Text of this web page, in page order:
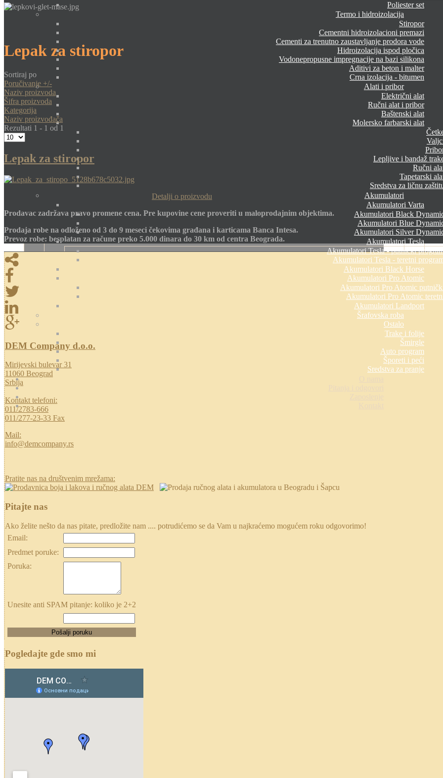
Poliester set
Termo i hidroizolacija
Stiropor
Cementni hidroizolacioni premazi
Cementi za trenutno zaustavljanje prodora vode
Hidroizolacija ispod pločica
Vodonepropusne impregnacije na bazi silikona
Aditivi za beton i malter
Crna izolacija - bitumen
Alati i pribor
Električni alat
Ručni alat i pribor
Baštenski alat
Molersko farbarski alat
Lepljive i bandaž
Ručni
Tapetarski
Sredstva za ličnu
Akumulatori
Akumulatori Varta
Akumulatori Black
Akumulatori Blue
Akumulatori Silver
Akumulatori Tesla
Akumulatori Tesla - putnički
Akumulatori Tesla - teretni
Akumulatori Black Horse
Akumulatori Pro Atomic
Akumulatori Pro Atomic
Akumulatori Pro Atomic
Akumulatori Landport
Šrafovska roba
Ostalo
Trake i folije
Šmirgle
Auto program
Šporeti i peći
Sredstva za pranje
Lepak za stiropor
Sortiraj po
Poručivanje +/-
Naziv proizvoda
Šifra proizvoda
Kategorija
Naziv proizvođača
Rezultati 1 - 1 od 1
Lepak za stiropor
Detalji o proizvodu
Prodavac zadržava pravo promene cena. Pre kupovine cene proveriti u maloprodajnim objektima.
Prodaja robe na odloženo od 3 do 9 meseci čekovima građana i karticama Banca Intesa.
Prevoz robe: besplatan za račune preko 5.000 dinara do 30 km od centra Beograda.
DEM Company d.o.o.
Mirijevski bulevar 31
11060 Beograd
Srbija
Kontakt telefoni:
011/2783-666
011/277-23-33 Fax
Mail:
info@demcompany.rs
Pratite nas na društvenim mrežama:
Pitajte nas
Ako želite nešto da nas pitate, predložite nam .... potrudićemo se da Vam u najkraćemo mogućem roku odgovorimo!
Email:
Predmet poruke:
Poruka:
Unesite anti SPAM pitanje: koliko je 2+2
Pogledajte gde smo mi